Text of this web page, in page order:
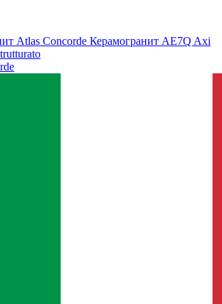
Atlas Concorde Керамогранит AE7Q Axi